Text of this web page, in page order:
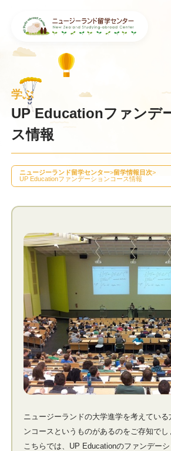
UP Educationファンデ
ス情報
学ぶ
ニュージーランド留学センター>留学情報目次>
UP Educationファンデーションコース情報
ニュージーランドの大学進学を考えている
ンコースというものがあるのをご存知でし
こちらでは、UP Educationのファンデー